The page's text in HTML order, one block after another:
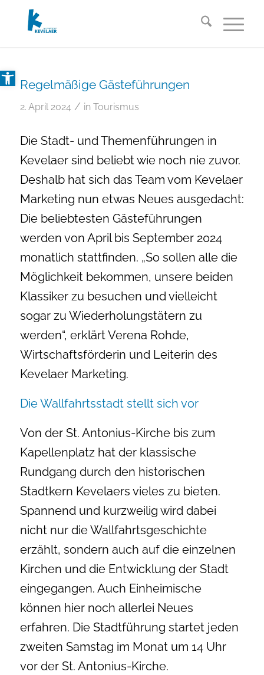
Open toolbar
Regelmäßige Gästeführungen
2. April 2024 / in Tourismus
Die Stadt- und Themenführungen in
Kevelaer sind beliebt wie noch nie zuvor.
Deshalb hat sich das Team vom Kevelaer
Marketing nun etwas Neues ausgedacht:
Die beliebtesten Gästeführungen
werden von April bis September 2024
monatlich stattfinden. „So sollen alle die
Möglichkeit bekommen, unsere beiden
Klassiker zu besuchen und vielleicht
sogar zu Wiederholungstätern zu
werden“, erklärt Verena Rohde,
Wirtschaftsförderin und Leiterin des
Kevelaer Marketing.
Die Wallfahrtsstadt stellt sich vor
Von der St. Antonius-Kirche bis zum
Kapellenplatz hat der klassische
Rundgang durch den historischen
Stadtkern Kevelaers vieles zu bieten.
Spannend und kurzweilig wird dabei
nicht nur die Wallfahrtsgeschichte
erzählt, sondern auch auf die einzelnen
Kirchen und die Entwicklung der Stadt
eingegangen. Auch Einheimische
können hier noch allerlei Neues
erfahren. Die Stadtführung startet jeden
zweiten Samstag im Monat um 14 Uhr
vor der St. Antonius-Kirche.